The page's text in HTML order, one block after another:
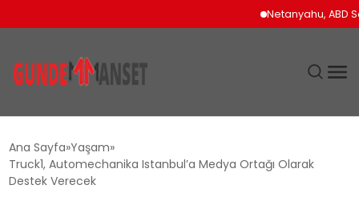
Netanyahu, ABD
DÜNYA
Ana Sayfa Yaşam
Truck1, Automechanika Istanbul’a Medya Ortağı Olarak
Destek Verecek